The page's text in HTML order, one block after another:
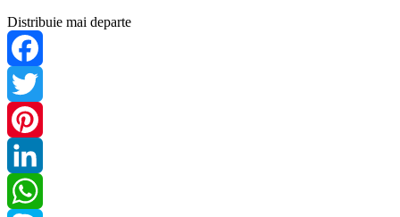
Distribuie mai departe
Facebook
Twitter
Pinterest
LinkedIn